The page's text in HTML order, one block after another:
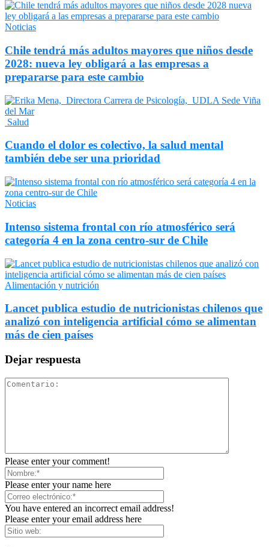
Noticias
Chile tendrá más adultos mayores que niños desde
2028: nueva ley obligará a las empresas a
prepararse para este cambio
Salud
Cuando el dolor es colectivo, la salud mental
también debe ser una prioridad
Noticias
Intenso sistema frontal con río atmosférico será
categoría 4 en la zona centro-sur de Chile
Alimentación y nutrición
Lancet publica estudio de nutricionistas chilenos que
analizó con inteligencia artificial cómo se alimentan
más de cien países
Dejar respuesta
Please enter your comment!
Please enter your name here
You have entered an incorrect email address!
Please enter your email address here